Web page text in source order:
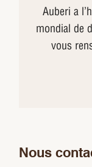
Auberi a
mondial de
vous
Nous